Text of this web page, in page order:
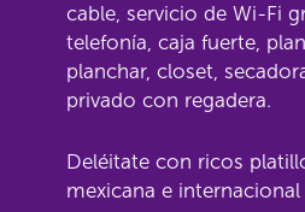
cable, servicio de Wi-Fi
telefonía, caja fuerte,
planchar, closet,
privado con regadera.
Deléitate con ricos
mexicana e